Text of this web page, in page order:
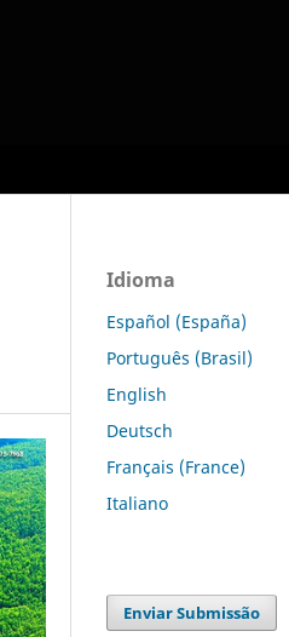
Idioma
Español (España)
Português (Brasil)
English
Deutsch
Français (France)
Italiano
Enviar Submissão